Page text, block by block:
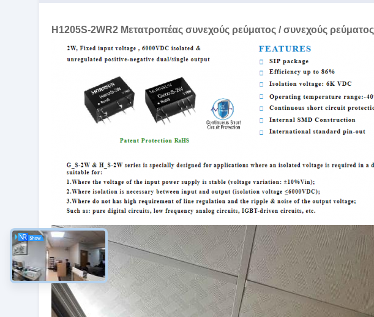
H1205S-2WR2 Μετατροπέας συνεχούς ρεύματος / συνεχούς ρεύματος